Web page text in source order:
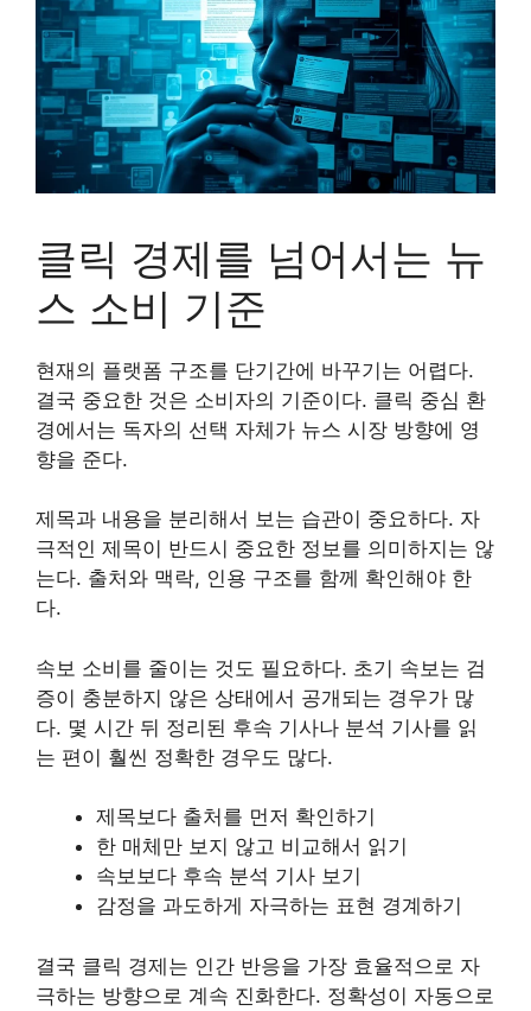
클릭 경제를 넘어서는 뉴
스 소비 기준
현재의 플랫폼 구조를 단기간에 바꾸기는 어렵다.
결국 중요한 것은 소비자의 기준이다. 클릭 중심 환
경에서는 독자의 선택 자체가 뉴스 시장 방향에 영
향을 준다.
제목과 내용을 분리해서 보는 습관이 중요하다. 자
극적인 제목이 반드시 중요한 정보를 의미하지는 않
는다. 출처와 맥락, 인용 구조를 함께 확인해야 한
다.
속보 소비를 줄이는 것도 필요하다. 초기 속보는 검
증이 충분하지 않은 상태에서 공개되는 경우가 많
다. 몇 시간 뒤 정리된 후속 기사나 분석 기사를 읽
는 편이 훨씬 정확한 경우도 많다.
제목보다 출처를 먼저 확인하기
한 매체만 보지 않고 비교해서 읽기
속보보다 후속 분석 기사 보기
감정을 과도하게 자극하는 표현 경계하기
결국 클릭 경제는 인간 반응을 가장 효율적으로 자
극하는 방향으로 계속 진화한다. 정확성이 자동으로